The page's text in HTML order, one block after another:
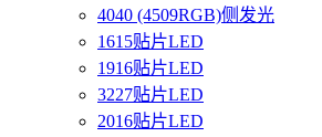
4040 (4509RGB)侧发光
1615贴片LED
1916贴片LED
3227贴片LED
2016贴片LED